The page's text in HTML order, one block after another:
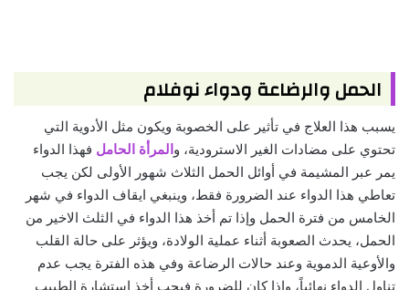
الحمل والرضاعة ودواء نوفلام
يسبب هذا العلاج في تأثير على الخصوبة ويكون مثل الأدوية التي
تحتوي على مضادات الغير الاسترودية، والمرأة الحامل فهذا الدواء
يمر عبر المشيمة في أوائل الحمل الثلاث شهور الأولى لكن يجب
تعاطي هذا الدواء عند الضرورة فقط، وينبغي ايقاف الدواء في شهر
الخامس من فترة الحمل وإذا تم أخذ هذا الدواء في الثلث الاخير من
الحمل، يحدث الصعوبة أثناء عملية الولادة، ويؤثر على حالة القلب
والأوعية الدموية وعند حالات الرضاعة وفي هذه الفترة يجب عدم
تناول الدواء نهائياً، وإذا كان للضرورة فيجب أخذ استشارة الطبيب